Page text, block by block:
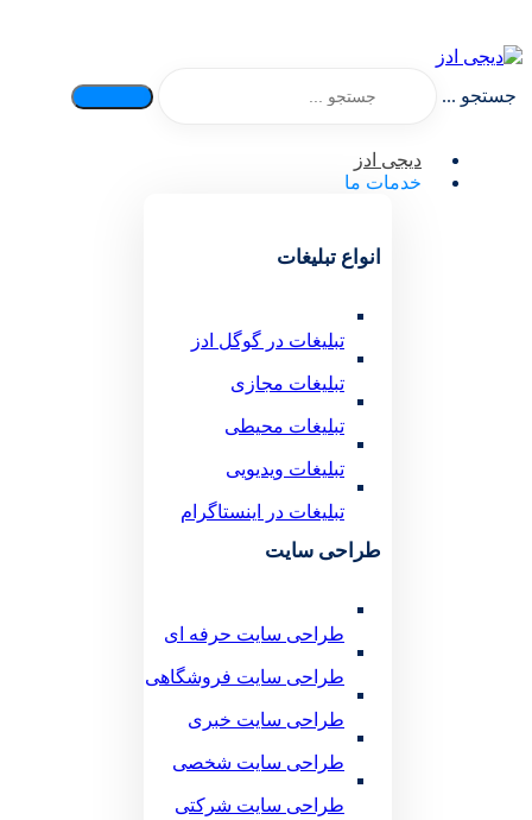
جستجو ...
دیجی ادز
خدمات ما
انواع تبلیغات
تبلیغات در گوگل ادز
تبلیغات مجازی
تبلیغات محیطی
تبلیغات ویدیویی
تبلیغات در اینستاگرام
طراحی سایت
طراحی سایت حرفه ای
طراحی سایت فروشگاهی
طراحی سایت خبری
طراحی سایت شخصی
طراحی سایت شرکتی